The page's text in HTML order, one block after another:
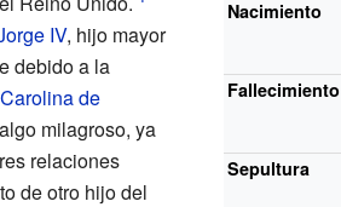
Nacimiento
Fallecimiento
Sepultura
IV, hijo mayor
debido a la
Carolina de
milagroso, ya
relaciones
de otro hijo del